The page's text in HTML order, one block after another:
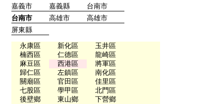
嘉義市 嘉義縣
台南市
台南市
高雄市
高雄市
屏東縣
永康區 新化區
玉井區
楠西區
仁德區
龍崎區
麻豆區
西港區
將軍區
歸仁區
左鎮區
南化區
關廟區
官田區
佳里區
七股區
學甲區
北門區
後壁鄉
東山鄉
下營鄉